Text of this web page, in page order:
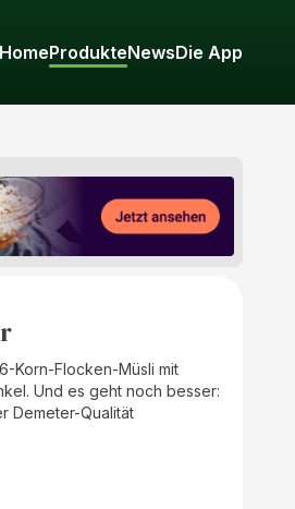
HomeProdukteNewsDie App
Korn-Flocken-Müsli mit
Und es geht noch besser:
Demeter-Qualität